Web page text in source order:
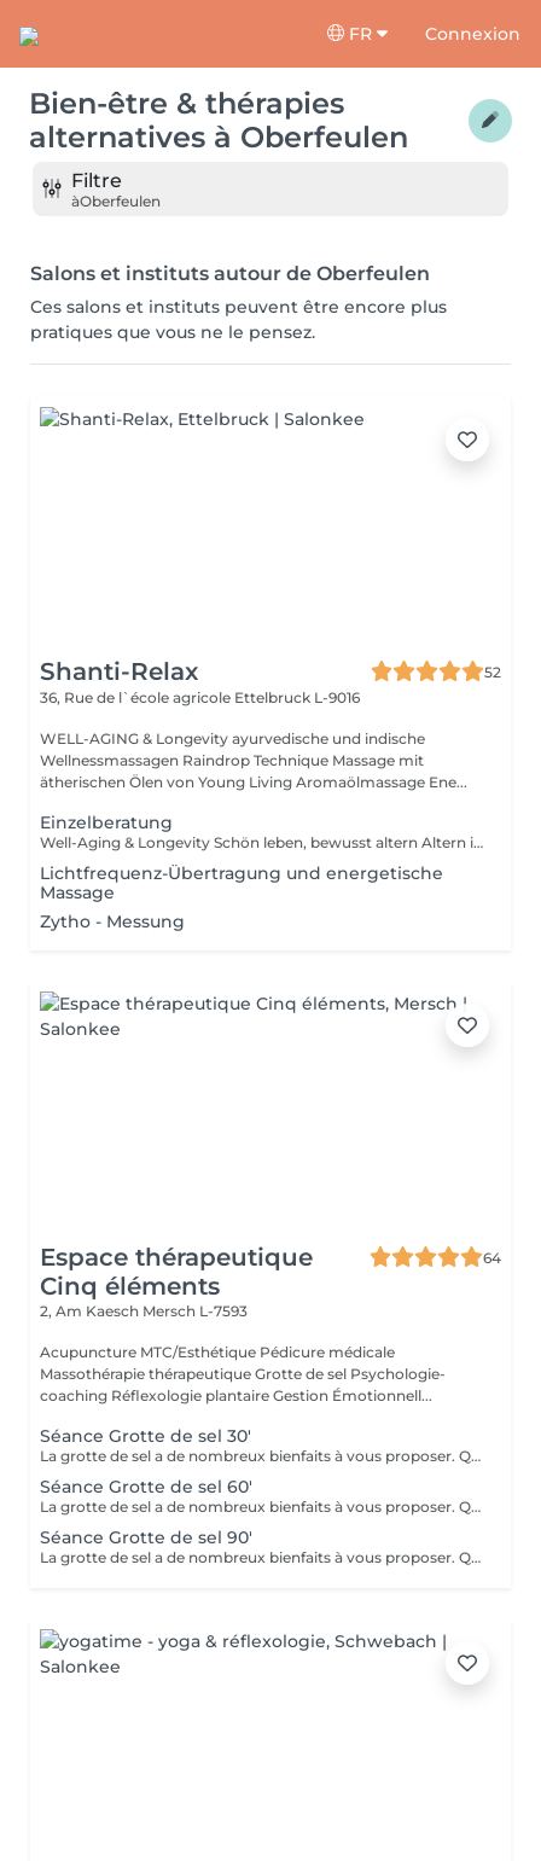
FR Connexion
Bien-être & thérapies
alternatives à Oberfeulen
Filtre
àOberfeulen
Salons et instituts autour de Oberfeulen
Ces salons et instituts peuvent être encore plus
pratiques que vous ne le pensez.
Shanti-Relax
52
36, Rue de l`école agricole Ettelbruck L-9016
WELL-AGING & Longevity ayurvedische und indische
Wellnessmassagen Raindrop Technique Massage mit
ätherischen Ölen von Young Living Aromaölmassage Ene...
Einzelberatung
Well-Aging & Longevity Schön leben, bewusst altern Altern ist kein Rückschritt es ist ein natürlicher Wandel, den wir mit Achtsamkeit und Lebensfreude gestalten können. Well-Aging bedeutet, den eigenen Körper zu verstehen, ihn zu unterstützen und mit ihm in Harmonie zu leben Tag für Tag, Jahr für Jahr. Dein Weg beginnt hier Ob du erste Zeichen der Hautalterung spürst, deinen Schlaf verbessern möchtest oder einfach mehr Energie im Alltag suchst Ich begleite dich mit Herz, Wissen und maßgeschneiderten Lösungen. Denn die besten Jahre sind nicht vorbei sie beginnen genau jetzt.
Lichtfrequenz-Übertragung und energetische
Massage
Zytho - Messung
Espace thérapeutique
Cinq éléments
64
2, Am Kaesch Mersch L-7593
Acupuncture MTC/Esthétique Pédicure médicale
Massothérapie thérapeutique Grotte de sel Psychologie-
coaching Réflexologie plantaire Gestion Émotionnell...
Séance Grotte de sel 30'
La grotte de sel a de nombreux bienfaits à vous proposer. Que ce soit pour un moment de relaxation ou pour soulager des troubles respiratoires, lutter contre les toxines, diminuer l'anxiété, améliorer le sommeil ou l'état de fatigue, ou même bénéficier des bienfaits pour la beauté de la peau et sa reminéralisation ! Transats, plaids, coussins et infusions vous y attendront.
Séance Grotte de sel 60'
La grotte de sel a de nombreux bienfaits à vous proposer. Que ce soit pour un moment de relaxation ou pour soulager des troubles respiratoires, lutter contre les toxines, diminuer l'anxiété, améliorer le sommeil ou l'état de fatigue, ou même bénéficier des bienfaits pour la beauté de la peau et sa reminéralisation ! Transats, plaids, coussins et infusions vous y attendront.
Séance Grotte de sel 90'
La grotte de sel a de nombreux bienfaits à vous proposer. Que ce soit pour un moment de relaxation ou pour soulager des troubles respiratoires, lutter contre les toxines, diminuer l'anxiété, améliorer le sommeil ou l'état de fatigue, ou même bénéficier des bienfaits pour la beauté de la peau et sa reminéralisation ! Transats, plaids, coussins et infusions vous y attendront.